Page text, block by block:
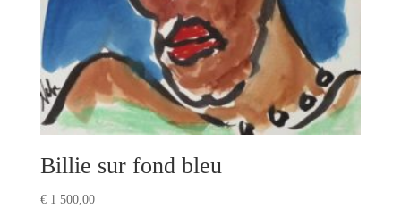
Billie sur fond bleu
€1 500,00